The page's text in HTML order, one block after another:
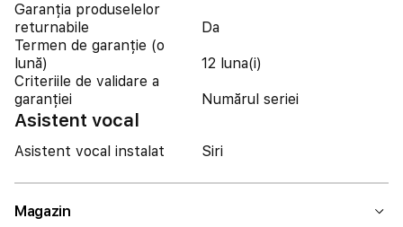
Garanția produselelor
returnabile
Da
Termen de garanție (o
lună)
12 luna(i)
Criteriile de validare a
garanției
Numărul seriei
Asistent vocal
Asistent vocal instalat Siri
Magazin